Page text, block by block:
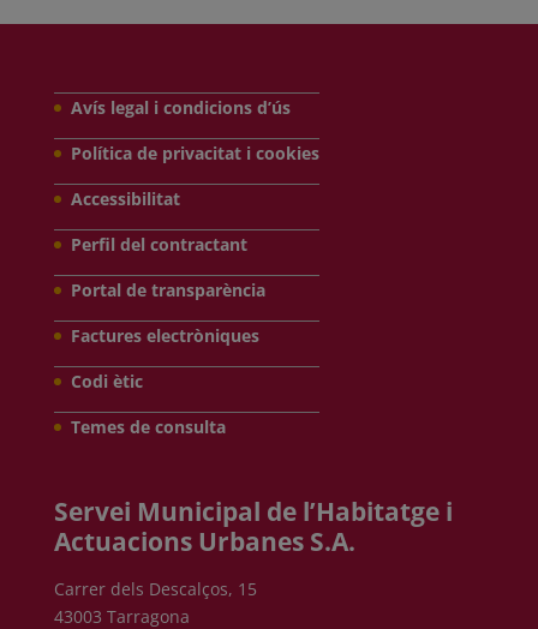
Avís legal i condicions d’ús
Política de privacitat i cookies
Accessibilitat
Perfil del contractant
Portal de transparència
Factures electròniques
Codi ètic
Temes de consulta
Servei Municipal de l’Habitatge i
Actuacions Urbanes S.A.
Carrer dels Descalços, 15
43003 Tarragona